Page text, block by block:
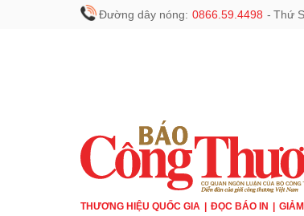
Đường dây nóng: 0866.59.4498 - Thứ
THƯƠNG HIỆU QUỐC GIA ĐỌC BÁO IN